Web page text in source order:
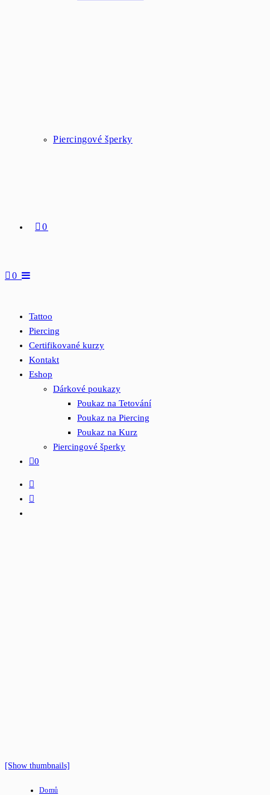
Piercingové šperky
0
0
Tattoo
Piercing
Certifikované kurzy
Kontakt
Eshop
Dárkové poukazy
Poukaz na Tetování
Poukaz na Piercing
Poukaz na Kurz
Piercingové šperky
0
[Show thumbnails]
Domů